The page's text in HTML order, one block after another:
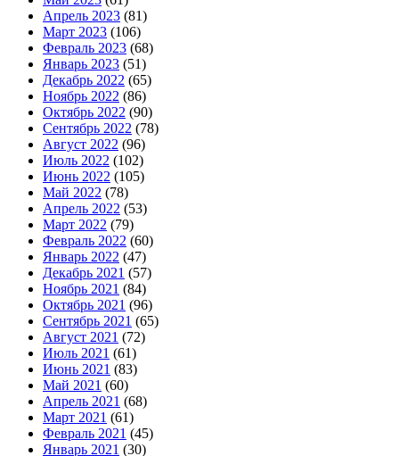
Апрель 2023 (81)
Март 2023 (106)
Февраль 2023 (68)
Январь 2023 (51)
Декабрь 2022 (65)
Ноябрь 2022 (86)
Октябрь 2022 (90)
Сентябрь 2022 (78)
Август 2022 (96)
Июль 2022 (102)
Июнь 2022 (105)
Май 2022 (78)
Апрель 2022 (53)
Март 2022 (79)
Февраль 2022 (60)
Январь 2022 (47)
Декабрь 2021 (57)
Ноябрь 2021 (84)
Октябрь 2021 (96)
Сентябрь 2021 (65)
Август 2021 (72)
Июль 2021 (61)
Июнь 2021 (83)
Май 2021 (60)
Апрель 2021 (68)
Март 2021 (61)
Февраль 2021 (45)
Январь 2021 (30)